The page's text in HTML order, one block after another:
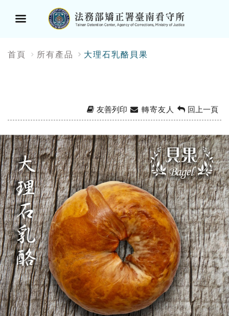
單
首頁 所有產品 大理石乳酪貝果
友善列印 轉寄友人 回上一頁